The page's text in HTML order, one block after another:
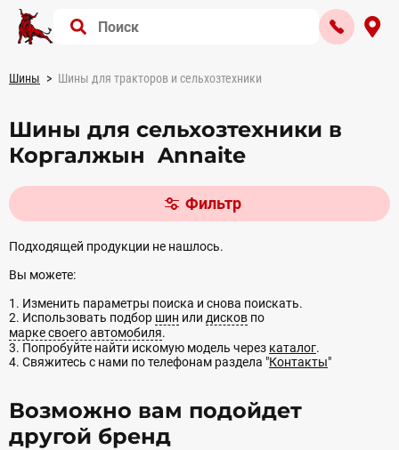
Шины Шины для тракторов и сельхозтехники
Шины для сельхозтехники в
Коргалжын Annaite
Фильтр
Подходящей продукции не нашлось.
Вы можете:
1. Изменить параметры поиска и снова поискать.
2. Использовать подбор шин или дисков по
марке своего автомобиля.
3. Попробуйте найти искомую модель через каталог.
4. Свяжитесь с нами по телефонам раздела "Контакты"
Возможно вам подойдет
другой бренд